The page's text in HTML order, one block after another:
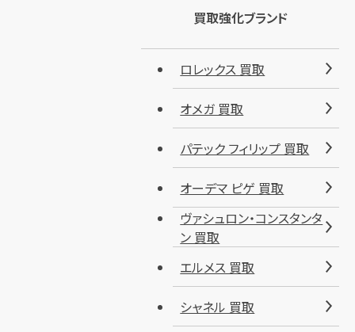
買取強化ブランド
ロレックス 買取
オメガ 買取
パテック フィリップ 買取
オーデマ ピゲ 買取
ヴァシュロン・コンスタンタ
ン 買取
エルメス 買取
シャネル 買取